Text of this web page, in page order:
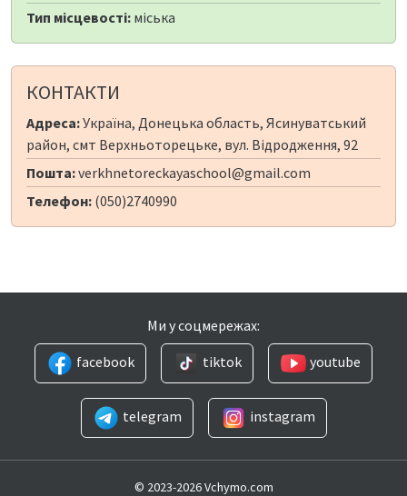
Тип місцевості: міська
КОНТАКТИ
Адреса:Україна, Донецька область, Ясинуватський
район, смт Верхньоторецьке, вул. Відродження, 92
Пошта:verkhnetoreckayaschool@gmail.com
Телефон: (050)2740990
Ми у соцмережах:
facebook
tiktok youtube
telegram instagram
© 2023-2026 Vchymo.com